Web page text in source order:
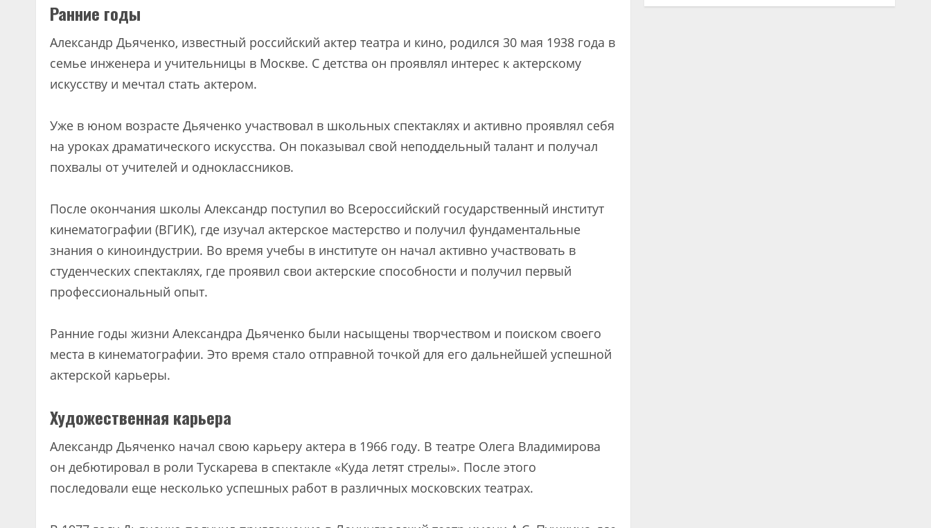
Ранние годы
Александр Дьяченко, известный российский актер театра и кино, родился 30 мая 1938 года в
семье инженера и учительницы в Москве. С детства он проявлял интерес к актерскому
искусству и мечтал стать актером.
Уже в юном возрасте Дьяченко участвовал в школьных спектаклях и активно проявлял себя
на уроках драматического искусства. Он показывал свой неподдельный талант и получал
похвалы от учителей и одноклассников.
После окончания школы Александр поступил во Всероссийский государственный институт
кинематографии (ВГИК), где изучал актерское мастерство и получил фундаментальные
знания о киноиндустрии. Во время учебы в институте он начал активно участвовать в
студенческих спектаклях, где проявил свои актерские способности и получил первый
профессиональный опыт.
Ранние годы жизни Александра Дьяченко были насыщены творчеством и поиском своего
места в кинематографии. Это время стало отправной точкой для его дальнейшей успешной
актерской карьеры.
Художественная карьера
Александр Дьяченко начал свою карьеру актера в 1966 году. В театре Олега Владимирова
он дебютировал в роли Тускарева в спектакле «Куда летят стрелы». После этого
последовали еще несколько успешных работ в различных московских театрах.